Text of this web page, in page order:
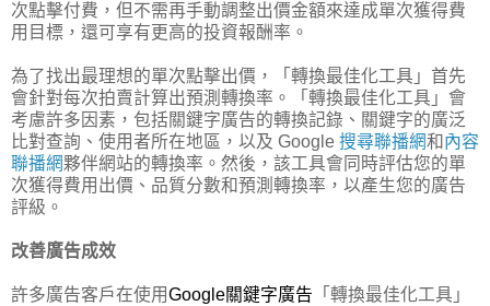
次點擊付費，但不需再手動調整出價金額來達成單次獲得費
用目標，還可享有更高的投資報酬率。
為了找出最理想的單次點擊出價，「轉換最佳化工具」首先
會針對每次拍賣計算出預測轉換率。「轉換最佳化工具」會
考慮許多因素，包括關鍵字廣告的轉換記錄、關鍵字的廣泛
比對查詢、使用者所在地區，以及 Google 搜尋聯播網和 內容
聯播網夥伴網站的轉換率。然後，該工具會同時評估您的單
次獲得費用出價、品質分數和預測轉換率，以產生您的廣告
評級。
改善廣告成效
許多廣告客戶在使用Google關鍵字廣告 「轉換最佳化工具」